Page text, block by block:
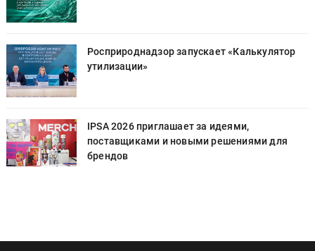
Росприроднадзор запускает «Калькулятор
утилизации»
IPSA 2026 приглашает за идеями,
поставщиками и новыми решениями для
брендов